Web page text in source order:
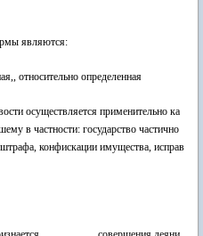
являются:
относительно определенная
осуществляется применительно ка
в частности: государство частично
конфискации имущества, исправ